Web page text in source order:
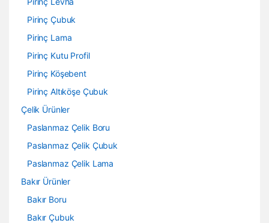
Pirinç Çubuk
Pirinç Lama
Pirinç Kutu Profil
Pirinç Köşebent
Pirinç Altıköşe Çubuk
Çelik Ürünler
Paslanmaz Çelik Boru
Paslanmaz Çelik Çubuk
Paslanmaz Çelik Lama
Bakır Ürünler
Bakır Boru
Bakır Çubuk